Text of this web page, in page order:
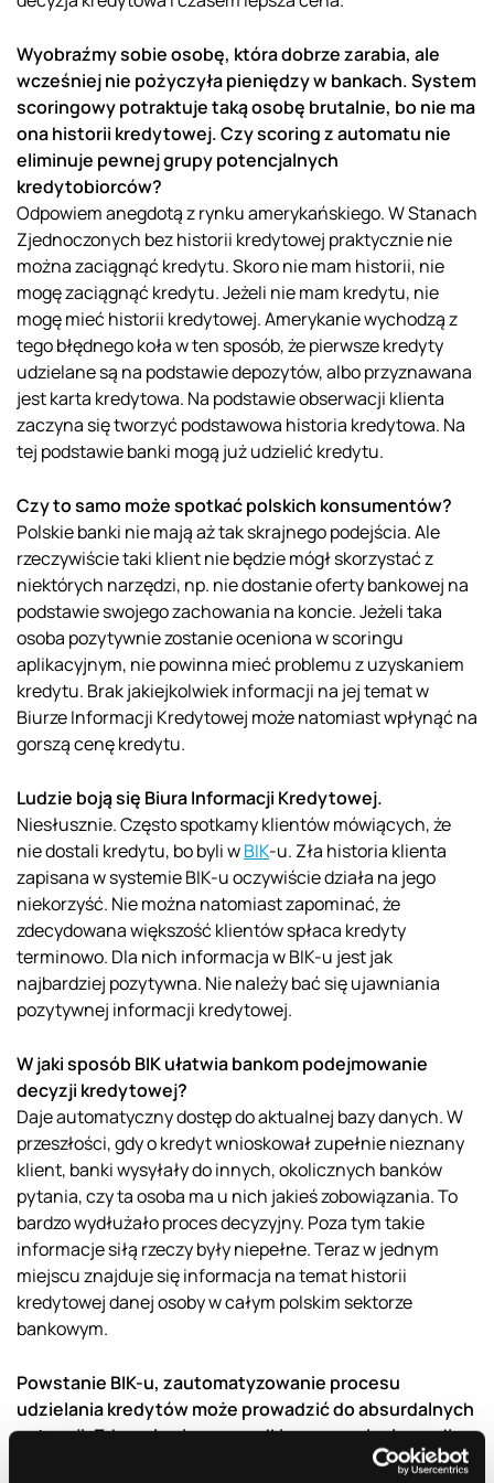
Wyobraźmy sobie osobę, która dobrze zarabia, ale
wcześniej nie pożyczyła pieniędzy w bankach. System
scoringowy potraktuje taką osobę brutalnie, bo nie ma
ona historii kredytowej. Czy scoring z automatu nie
eliminuje pewnej grupy potencjalnych
kredytobiorców?
Odpowiem anegdotą z rynku amerykańskiego. W Stanach
Zjednoczonych bez historii kredytowej praktycznie nie
można zaciągnąć kredytu. Skoro nie mam historii, nie
mogę zaciągnąć kredytu. Jeżeli nie mam kredytu, nie
mogę mieć historii kredytowej. Amerykanie wychodzą z
tego błędnego koła w ten sposób, że pierwsze kredyty
udzielane są na podstawie depozytów, albo przyznawana
jest karta kredytowa. Na podstawie obserwacji klienta
zaczyna się tworzyć podstawowa historia kredytowa. Na
tej podstawie banki mogą już udzielić kredytu.
Czy to samo może spotkać polskich konsumentów?
Polskie banki nie mają aż tak skrajnego podejścia. Ale
rzeczywiście taki klient nie będzie mógł skorzystać z
niektórych narzędzi, np. nie dostanie oferty bankowej na
podstawie swojego zachowania na koncie. Jeżeli taka
osoba pozytywnie zostanie oceniona w scoringu
aplikacyjnym, nie powinna mieć problemu z uzyskaniem
kredytu. Brak jakiejkolwiek informacji na jej temat w
Biurze Informacji Kredytowej może natomiast wpłynąć na
gorszą cenę kredytu.
Ludzie boją się Biura Informacji Kredytowej.
Niesłusznie. Często spotkamy klientów mówiących, że
nie dostali kredytu, bo byli wBIK-u. Zła historia klienta
zapisana w systemie BIK-u oczywiście działa na jego
niekorzyść. Nie można natomiast zapominać, że
zdecydowana większość klientów spłaca kredyty
terminowo. Dla nich informacja w BIK-u jest jak
najbardziej pozytywna. Nie należy bać się ujawniania
pozytywnej informacji kredytowej.
W jaki sposób BIK ułatwia bankom podejmowanie
decyzji kredytowej?
Daje automatyczny dostęp do aktualnej bazy danych. W
przeszłości, gdy o kredyt wnioskował zupełnie nieznany
klient, banki wysyłały do innych, okolicznych banków
pytania, czy ta osoba ma u nich jakieś zobowiązania. To
bardzo wydłużało proces decyzyjny. Poza tym takie
informacje siłą rzeczy były niepełne. Teraz w jednym
miejscu znajduje się informacja na temat historii
kredytowej danej osoby w całym polskim sektorze
bankowym.
Powstanie BIK-u, zautomatyzowanie procesu
udzielania kredytów może prowadzić do absurdalnych
sytuacji. Zdarzały się przypadki, o czym pisały media,
kiedy klientowi po spłaceniu kredytu pozostawała